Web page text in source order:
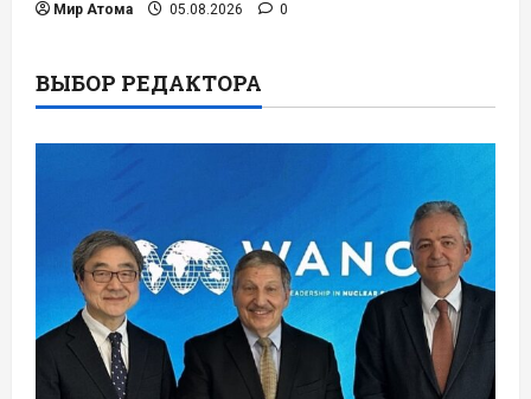
Мир Атома 05.08.2026 0
ВЫБОР РЕДАКТОРА